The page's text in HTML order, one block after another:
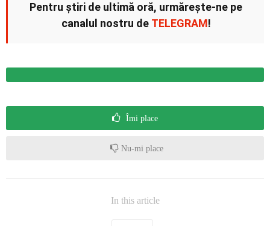
Pentru știri de ultimă oră, urmărește-ne pe
canalul nostru de TELEGRAM!
Îmi place
Nu-mi place
In this article